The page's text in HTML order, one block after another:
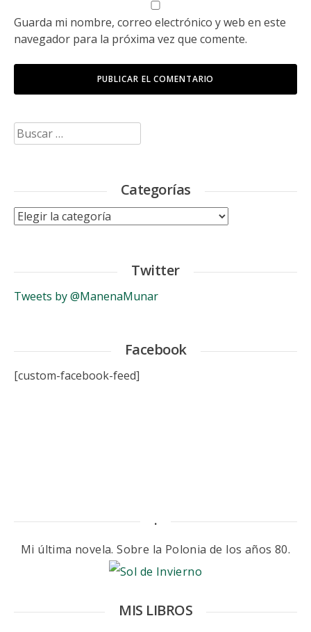
Guarda mi nombre, correo electrónico y web en este
navegador para la próxima vez que comente.
Buscar:
Categorías
Categorías
Twitter
Tweets by @ManenaMunar
Facebook
[custom-facebook-feed]
.
Mi última novela. Sobre la Polonia de los años 80.
MIS LIBROS